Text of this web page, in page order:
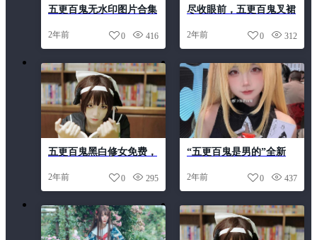
五更百鬼无水印图片合集
品，每张图片都是精华
2年前 416
0
尽收眼前，五更百鬼叉裙
2年前 312
0
五更百鬼黑白修女免费，
风情
2年前 295
0
“五更百鬼是男的”全新
2年前 437
0